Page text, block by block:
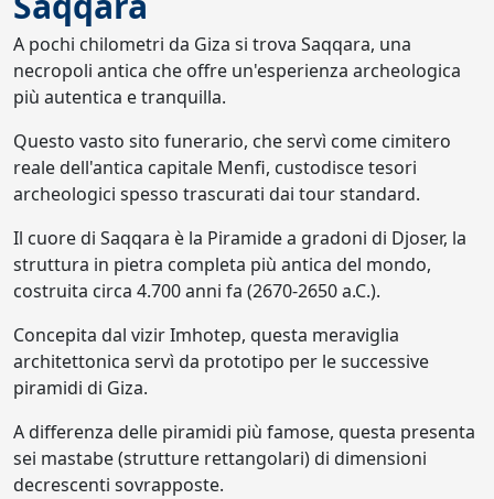
A pochi chilometri da Giza si trova Saqqara, una
necropoli antica che offre un'esperienza archeologica
più autentica e tranquilla.
Questo vasto sito funerario, che servì come cimitero
reale dell'antica capitale Menfi, custodisce tesori
archeologici spesso trascurati dai tour standard.
Il cuore di Saqqara è la Piramide a gradoni di Djoser, la
struttura in pietra completa più antica del mondo,
costruita circa 4.700 anni fa (2670-2650 a.C.).
Concepita dal vizir Imhotep, questa meraviglia
architettonica servì da prototipo per le successive
piramidi di Giza.
A differenza delle piramidi più famose, questa presenta
sei mastabe (strutture rettangolari) di dimensioni
decrescenti sovrapposte.